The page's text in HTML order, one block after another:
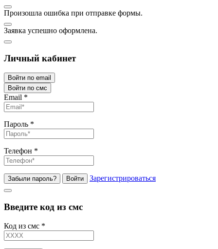
Произошла ошибка при отправке формы.
Заявка успешно оформлена.
Личный кабинет
Войти по email
Войти по смс
Email *
Пароль *
Телефон *
Забыли пароль? Войти Зарегистрироваться
Введите код из смс
Код из смс *